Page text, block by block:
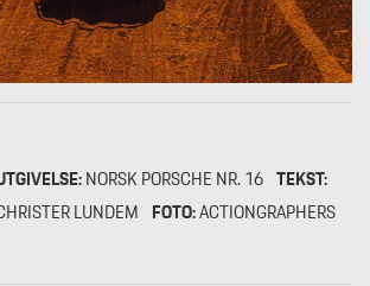
NORSK PORSCHE NR. 16 TEKST:
LUNDEM FOTO:ACTIONGRAPHERS